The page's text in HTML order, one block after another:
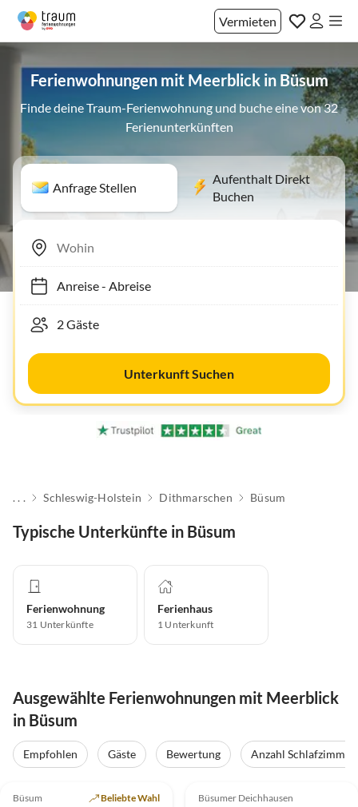
Vermieten
Ferienwohnungen mit Meerblick in Büsum
Finde deine Traum-Ferienwohnung und buche eine von 32
Ferienunterkünften
Anfrage Stellen
Aufenthalt Direkt
Buchen
Anreise- Abreise
Unterkunft Suchen
. . . Schleswig-Holstein Dithmarschen Büsum
Typische Unterkünfte in Büsum
Ferienwohnung
31 Unterkünfte
Ferienhaus
1 Unterkunft
Ausgewählte Ferienwohnungen mit Meerblick
in Büsum
Empfohlen Gäste Bewertung
Anzahl Schlafzimmer
Büsum Beliebte Wahl Büsumer Deichhausen